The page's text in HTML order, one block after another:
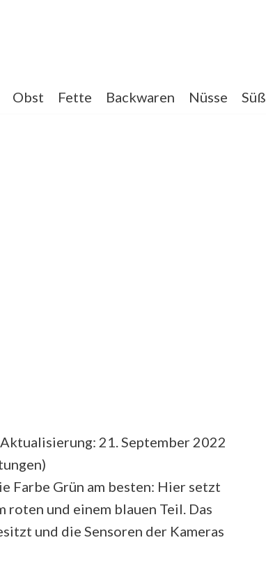
Obst Fette Backwaren Nüsse
21. September 2022
)
Farbe Grün am besten: Hier setzt
roten und einem blauen Teil. Das
und die Sensoren der Kameras